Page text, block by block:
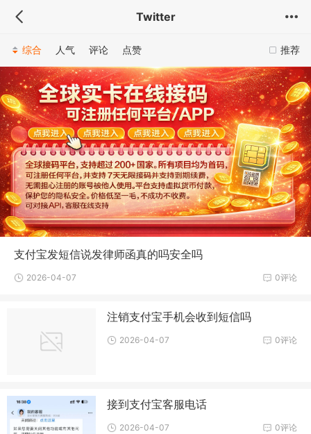
Twitter
推荐
综合 人气 评论 点赞
支付宝发短信说发律师函真的吗安全吗
0评论
2026-04-07
注销支付宝手机会收到短信吗
0评论
2026-04-07
接到支付宝客服电话
0评论
2026-04-07